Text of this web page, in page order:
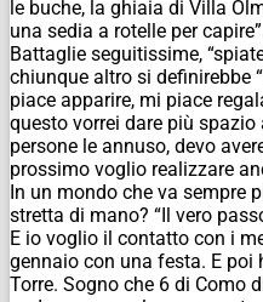
le buche, la ghiaia di Villa
una sedia a rotelle per
Battaglie seguitissime,
chiunque altro si definirebbe
piace apparire, mi piace
questo vorrei dare più
persone le annuso, devo
prossimo voglio realizzare
In un mondo che va sempre
stretta di mano? “Il vero
E io voglio il contatto con i
gennaio con una festa. E poi
Torre. Sogno che 6 di Como